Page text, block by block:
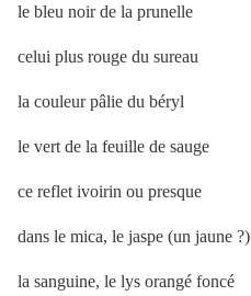
le bleu noir de la prunelle
celui plus rouge du sureau
la couleur pâlie du béryl
le vert de la feuille de sauge
ce reflet ivoirin ou presque
dans le mica, le jaspe (un jaune ?)
la sanguine, le lys orangé foncé